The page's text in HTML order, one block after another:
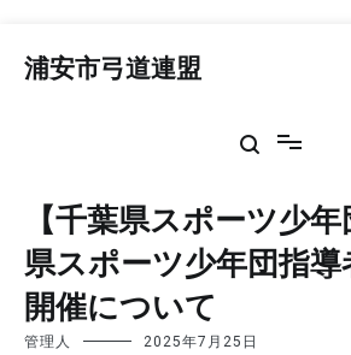
浦安市弓道連盟
【千葉県スポーツ少
県スポーツ少年団指
開催について
管理人 2025年7月25日